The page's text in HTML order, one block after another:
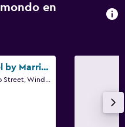
en
Protea Hotel by Marriott Windhoek Fürstenhof